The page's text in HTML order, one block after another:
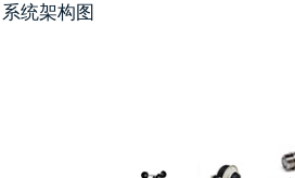
系统架构图